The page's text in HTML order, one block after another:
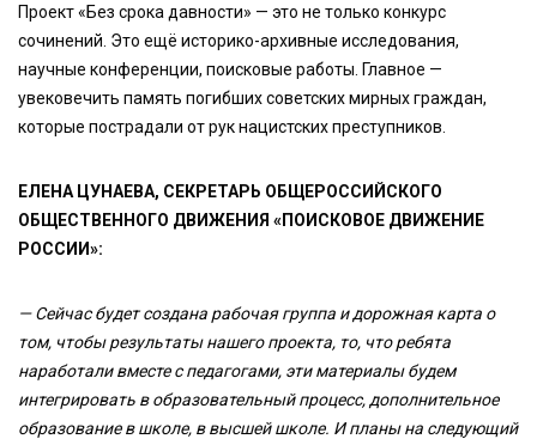
Проект «Без срока давности» — это не только конкурс
сочинений. Это ещё историко-архивные исследования,
научные конференции, поисковые работы. Главное —
увековечить память погибших советских мирных граждан,
которые пострадали от рук нацистских преступников.
ЕЛЕНА ЦУНАЕВА, СЕКРЕТАРЬ ОБЩЕРОССИЙСКОГО
ОБЩЕСТВЕННОГО ДВИЖЕНИЯ «ПОИСКОВОЕ ДВИЖЕНИЕ
РОССИИ»:
— Сейчас будет создана рабочая группа и дорожная карта о
том, чтобы результаты нашего проекта, то, что ребята
наработали вместе с педагогами, эти материалы будем
интегрировать в образовательный процесс, дополнительное
образование в школе, в высшей школе. И планы на следующий